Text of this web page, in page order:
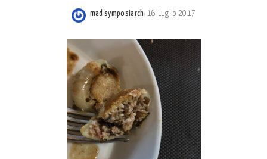
Posted
mad symposiarch 16 Luglio 2017